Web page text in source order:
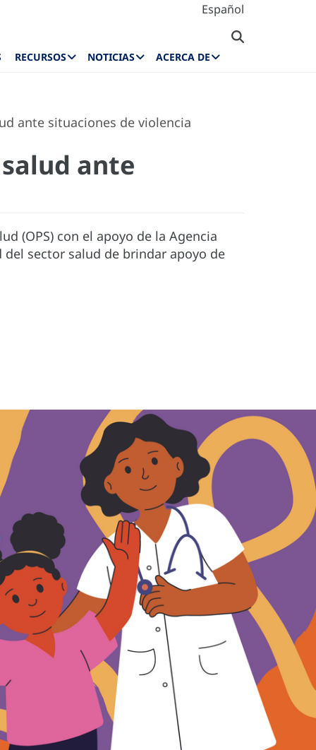
Español
RECURSOS NOTICIAS ACERCA DE
ante situaciones de violencia
ante
(OPS) con el apoyo de la Agencia
del sector salud de brindar apoyo de